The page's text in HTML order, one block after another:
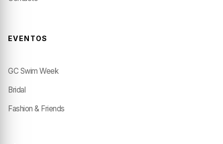
EVENTOS
GC Swim Week
Bridal
Fashion & Friends